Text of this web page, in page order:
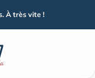
À très vite !